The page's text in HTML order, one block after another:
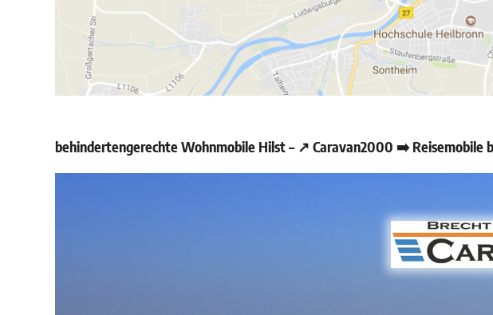
behindertengerechte Wohnmobile Hilst – ↗️ Caravan2000 ➡️ Reisemobile